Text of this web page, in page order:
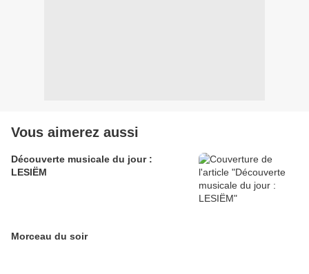
Vous aimerez aussi
Découverte musicale du jour :
LESIËM
Morceau du soir